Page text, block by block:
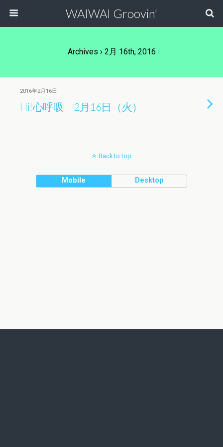
WAIWAI Groovin'
Archives › 2月 16th, 2016
2016年2月16日
Hi!心呼吸 2月16日（火）
Back to top
Mobile Desktop